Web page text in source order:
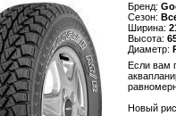
Бренд:
Сезон:
Ширина:
Высота:
Диаметр:
Если вам
Новый